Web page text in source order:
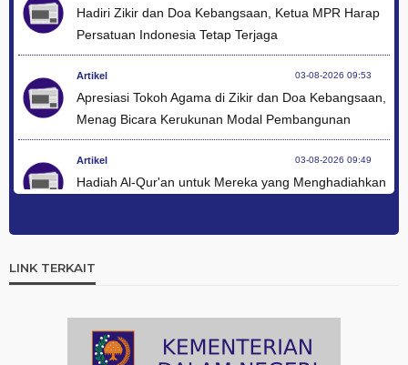
Hadiri Zikir dan Doa Kebangsaan, Ketua MPR Harap
Persatuan Indonesia Tetap Terjaga
Artikel 03-08-2026 09:53
Apresiasi Tokoh Agama di Zikir dan Doa Kebangsaan,
Menag Bicara Kerukunan Modal Pembangunan
Artikel 03-08-2026 09:49
Hadiah Al-Qur'an untuk Mereka yang Menghadiahkan
Ini Teks Lengkap Doa Kebangsaan Umat Kristen
Protestan di Monas
Artikel
Paduan Suara yang Menyatukan Harapan untuk
LINK TERKAIT